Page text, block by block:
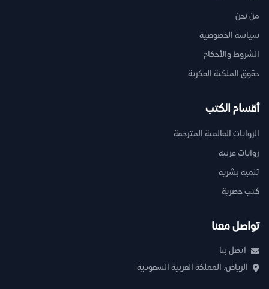
من نحن
سياسة الخصوصية
الشروط والأحكام
حقوق الملكية الفكرية
أقسام الكتب
الروايات العالمية المترجمة
روايات عربية
تنمية بشرية
كتب حصرية
تواصل معنا
اتصل بنا
الرياض، المملكة العربية السعودية